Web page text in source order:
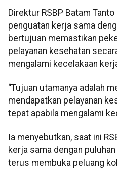
Direktur RSBP Batam
penguatan kerja sama
bertujuan memastikan
pelayanan kesehatan
mengalami kecelakaan
“Tujuan utamanya adalah
mendapatkan pelayanan
tepat apabila mengalami
Ia menyebutkan, saat ini
kerja sama dengan
terus membuka peluang